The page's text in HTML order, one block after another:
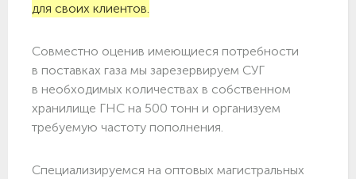
для своих клиентов.
Совместно оценив имеющиеся потребности
в поставках газа мы зарезервируем СУГ
в необходимых количествах в собственном
хранилище ГНС на 500 тонн и организуем
требуемую частоту пополнения.
Специализируемся на оптовых магистральных